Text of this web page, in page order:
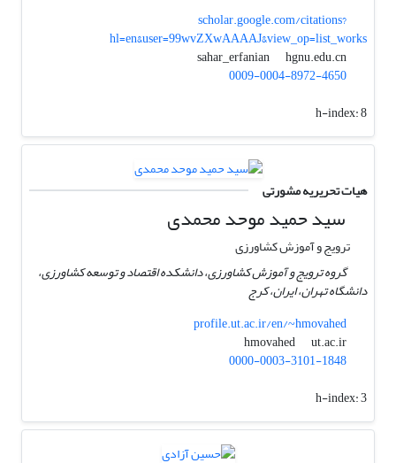
scholar.google.com/citations?
hl=en&user=99wvZXwAAAAJ&view_op=list_works
sahar_erfanian
hgnu.edu.cn
0009-0004-8972-4650
h-index:8
هیات تحریریه مشورتی
سید حمید موحد محمدی
ترویج و آموزش کشاورزی
گروه ترویج و آموزش کشاورزی، دانشکده اقتصاد و توسعه کشاورزی،
دانشگاه تهران، ایران، کرج
profile.ut.ac.ir/en/~hmovahed
hmovahed
ut.ac.ir
0000-0003-3101-1848
h-index:3